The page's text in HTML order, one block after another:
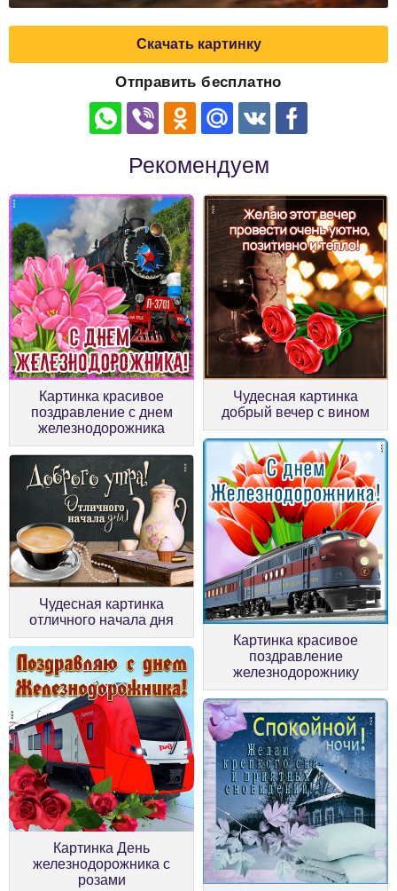
Скачать картинку
Отправить бесплатно
Рекомендуем
Картинка красивое
поздравление с днем
железнодорожника
Чудесная картинка
добрый вечер с вином
Чудесная картинка
отличного начала дня
Картинка красивое
поздравление
железнодорожнику
Картинка День
железнодорожника с
розами